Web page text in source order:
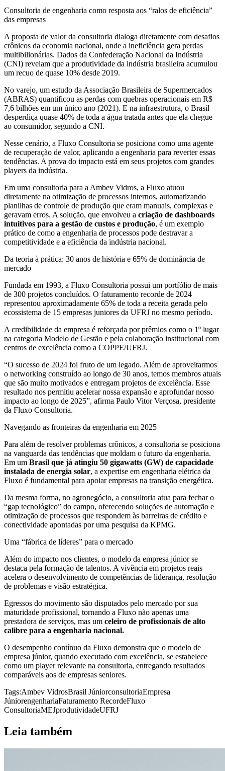
Consultoria de engenharia como resposta aos “ralos de eficiência”
das empresas
A proposta de valor da consultoria dialoga diretamente com desafios
crônicos da economia nacional, onde a ineficiência gera perdas
multibilionárias. Dados da Confederação Nacional da Indústria
(CNI) revelam que a produtividade da indústria brasileira acumulou
um recuo de quase 10% desde 2019.
No varejo, um estudo da Associação Brasileira de Supermercados
(ABRAS) quantificou as perdas com quebras operacionais em R$
7,6 bilhões em um único ano (2021). E na infraestrutura, o Brasil
desperdiça quase 40% de toda a água tratada antes que ela chegue
ao consumidor, segundo a CNI.
Nesse cenário, a Fluxo Consultoria se posiciona como uma agente
de recuperação de valor, aplicando a engenharia para reverter essas
tendências. A prova do impacto está em seus projetos com grandes
players da indústria.
Em uma consultoria para a Ambev Vidros, a Fluxo atuou
diretamente na otimização de processos internos, automatizando
planilhas de controle de produção que eram manuais, complexas e
geravam erros. A solução, que envolveu a criação de dashboards
intuitivos para a gestão de custos e produção, é um exemplo
prático de como a engenharia de processos pode destravar a
competitividade e a eficiência da indústria nacional.
Da teoria à prática: 30 anos de história e 65% de dominância de
mercado
Fundada em 1993, a Fluxo Consultoria possui um portfólio de mais
de 300 projetos concluídos. O faturamento recorde de 2024
representou aproximadamente 65% de toda a receita gerada pelo
ecossistema de 15 empresas juniores da UFRJ no mesmo período.
A credibilidade da empresa é reforçada por prêmios como o 1º lugar
na categoria Modelo de Gestão e pela colaboração institucional com
centros de excelência como a COPPE/UFRJ.
“O sucesso de 2024 foi fruto de um legado. Além de aproveitarmos
o networking construído ao longo de 30 anos, temos membros atuais
que são muito motivados e entregam projetos de excelência. Esse
resultado nos permitiu acelerar nossa expansão e aprofundar nosso
impacto ao longo de 2025”, afirma Paulo Vitor Verçosa, presidente
da Fluxo Consultoria.
Navegando as fronteiras da engenharia em 2025
Para além de resolver problemas crônicos, a consultoria se posiciona
na vanguarda das tendências que moldam o futuro da engenharia.
Em um Brasil que já atingiu 50 gigawatts (GW) de capacidade
instalada de energia solar, a expertise em engenharia elétrica da
Fluxo é fundamental para apoiar empresas na transição energética.
Da mesma forma, no agronegócio, a consultoria atua para fechar o
“gap tecnológico” do campo, oferecendo soluções de automação e
otimização de processos que respondem às barreiras de crédito e
conectividade apontadas por uma pesquisa da KPMG.
Uma “fábrica de líderes” para o mercado
Além do impacto nos clientes, o modelo da empresa júnior se
destaca pela formação de talentos. A vivência em projetos reais
acelera o desenvolvimento de competências de liderança, resolução
de problemas e visão estratégica.
Egressos do movimento são disputados pelo mercado por sua
maturidade profissional, tornando a Fluxo não apenas uma
prestadora de serviços, mas um celeiro de profissionais de alto
calibre para a engenharia nacional.
O desempenho contínuo da Fluxo demonstra que o modelo de
empresa júnior, quando executado com excelência, se estabelece
como um player relevante na consultoria, entregando resultados
comparáveis aos de empresas seniores.
Tags:Ambev VidrosBrasil JúniorconsultoriaEmpresa
JúniorengenhariaFaturamento RecordeFluxo
ConsultoriaMEJprodutividadeUFRJ
Leia também